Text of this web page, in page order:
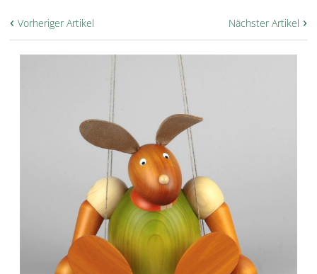
Nächster Artikel ›
‹ Vorheriger Artikel